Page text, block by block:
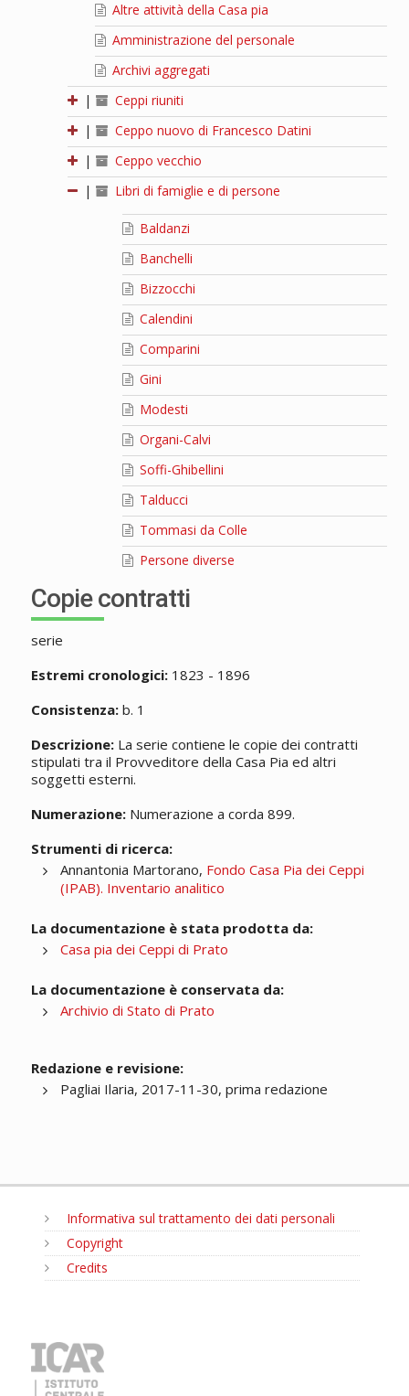
Altre attività della Casa pia
Amministrazione del personale
Archivi aggregati
|
Ceppi riuniti
|
Ceppo nuovo di Francesco Datini
|
Ceppo vecchio
|
Libri di famiglie e di persone
Baldanzi
Banchelli
Bizzocchi
Calendini
Comparini
Gini
Modesti
Organi-Calvi
Soffi-Ghibellini
Talducci
Tommasi da Colle
Persone diverse
Copie contratti
serie
Estremi cronologici:1823 - 1896
Consistenza:b. 1
Descrizione:La serie contiene le copie dei contratti
stipulati tra il Provveditore della Casa Pia ed altri
soggetti esterni.
Numerazione:Numerazione a corda 899.
Strumenti di ricerca:
Annantonia Martorano, Fondo Casa Pia dei Ceppi
(IPAB). Inventario analitico
La documentazione è stata prodotta da:
Casa pia dei Ceppi di Prato
La documentazione è conservata da:
Archivio di Stato di Prato
Redazione e revisione:
Pagliai Ilaria, 2017-11-30, prima redazione
Informativa sul trattamento dei dati personali
Copyright
Credits